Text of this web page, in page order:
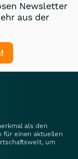
Newsletter
aus der
als den
für einen aktuellen
um